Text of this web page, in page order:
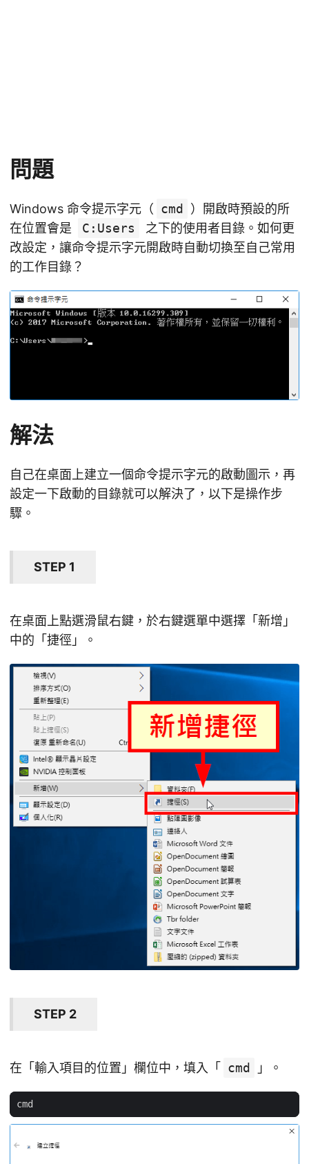
問題
Windows 命令提示字元（ cmd
）開啟時預設的所
在位置會是
C:Users
之下的使用者目錄。如何更
改設定，讓命令提示字元開啟時自動切換至自己常用
的工作目錄？
解法
自己在桌面上建立一個命令提示字元的啟動圖示，再
設定一下啟動的目錄就可以解決了，以下是操作步
驟。
STEP 1
在桌面上點選滑鼠右鍵，於右鍵選單中選擇「新增」
中的「捷徑」。
STEP 2
在「輸入項目的位置」欄位中，填入「 cmd 」。